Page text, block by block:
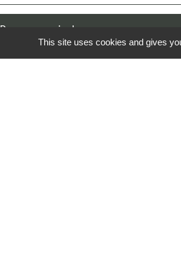
Pour en savoir plus
Déclaration sur l'honneur pour obtenir un
This site uses cookies and gives